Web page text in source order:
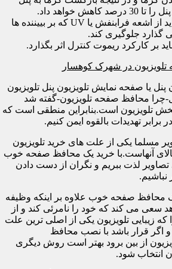
خواهد داد.
یک محافظ خوب باید از اشعه فرابنفش یا UV که بر بییننده ها
گذارد جلوگیری کند.
بر کارکرد ریموت کنترل اثر بگذارد.
در شهرک کوهسار
یا صفحه نمایش تلویزیون پنل تلویزیون
چرا محافظ صفحه تلویزیون-گفته شد
تلویزیون است.بنابراین منطقی است که
برابر تهدیدات بالقوه ایمن کنیم.
مسلما یکی از علت های خرید تلویزیون
آنهاست.با خرید یک محافظ صفحه خوب
تصاویر لذت ببریم و نگران از دست دادن
محافظ صفحه خوب علاوه بر اینکه وظیفه
سعی می کند که خود را نامرئی کند و از
که زیبایی تلویزیون یکی از اصلی ترین علت
اگر قرار باشد با نصب محافظ
از بین برود بهتر است روش دیگری
انتخاب شود.